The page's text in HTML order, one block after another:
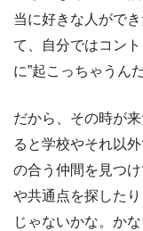
当に好きな人がで
て、自分ではコン
に”起こっちゃうん
だから、その時が
ると学校やそれ以
の合う仲間を見つ
や共通点を探した
じゃないかな。か